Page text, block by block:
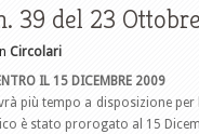
39 del 23
Circolari
IL 15 DICEMBRE 2009
più tempo a disposizione
è stato prorogato al 15